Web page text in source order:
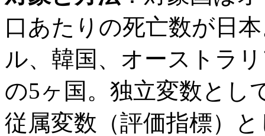
口あたりの死亡数が日
ル、韓国、オーストラ
の5ヶ国。独立変数とし
従属変数（評価指標）